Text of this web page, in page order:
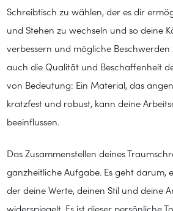
Schreibtisch zu wählen, der es dir
und Stehen zu wechseln und so deine
verbessern und mögliche Beschwerden
auch die Qualität und Beschaffenheit
von Bedeutung: Ein Material, das
kratzfest und robust, kann deine
beeinflussen.
Das Zusammenstellen deines
ganzheitliche Aufgabe. Es geht darum,
der deine Werte, deinen Stil und deine